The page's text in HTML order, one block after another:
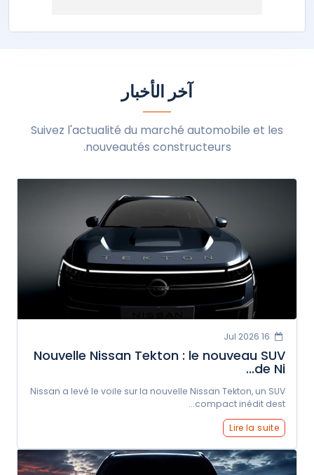
آخر الأخبار
Suivez l'actualité du marché automobile et les
nouveautés constructeurs.
Nouvelle Nissan Tekton : le nouveau SUV
de Ni...
Nissan a levé le voile sur la nouvelle Nissan Tekton, un SUV
compact inédit dest...
Lire la suite